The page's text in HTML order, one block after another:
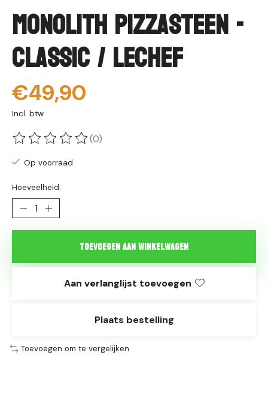
Monolith Pizzasteen -
CLASSIC / LeCHEF
€49,90
Incl. btw
De beoordeling van dit product is
(0)
Op voorraad
Hoeveelheid:
Toevoegen aan winkelwagen
Aan verlanglijst toevoegen
Plaats bestelling
Toevoegen om te vergelijken